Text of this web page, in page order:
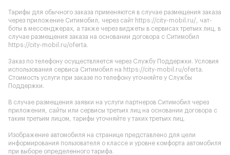
Тарифы для обычного заказа применяются в случае размещения заказа
через приложение Ситимобил, через сайт https://city-mobil.ru/ , чат-
боты в мессенджерах, а также через виджеты в сервисах третьих лиц, в
случае размещения заказа на основании договора с Ситимобил
https://city-mobil.ru/oferta.
Заказ по телефону осуществляется через Службу Поддержки. Условия
использования сервиса Ситимобил на https://city-mobil.ru/oferta.
Стоимость услуги при заказе по телефону уточняйте у Службы
Поддержки.
В случае размещения заявки на услуги партнеров Ситимобил через
приложения, сайты или сервисы третьих лиц на основании договора с
таким третьим лицом, тарифы уточняйте у таких третьих лиц.
Изображение автомобиля на странице представлено для цели
информирования пользователя о классе и уровне комфорта автомобиля
при выборе определенного тарифа.